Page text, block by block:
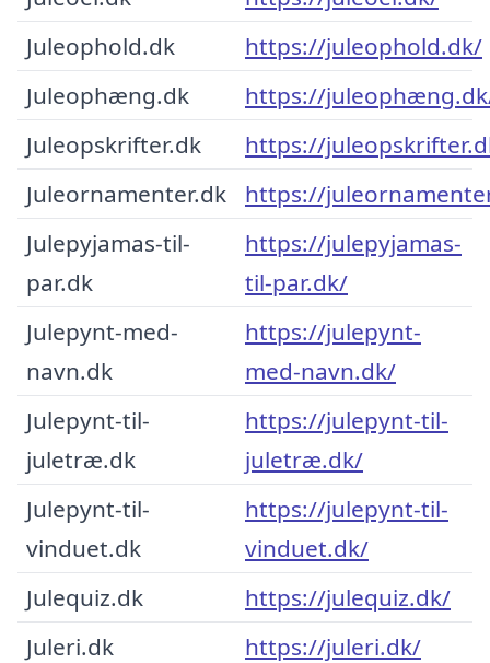
Juleophold.dk
https://juleophold.dk/
Juleophæng.dk
https://
Juleopskrifter.dk
https://
Juleornamenter.dk
https://
Julepyjamas-til-
par.dk
https://julepyjamas-
til-par.dk/
Julepynt-med-
navn.dk
https://julepynt-
med-navn.dk/
Julepynt-til-
juletræ.dk
https://julepynt-til-
juletræ.dk/
Julepynt-til-
vinduet.dk
https://julepynt-til-
vinduet.dk/
Julequiz.dk
https://julequiz.dk/
Juleri.dk
https://juleri.dk/